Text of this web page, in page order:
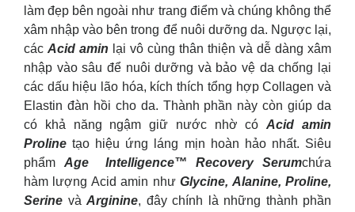
làm đẹp bên ngoài như trang điểm và chúng không thể
xâm nhập vào bên trong để nuôi dưỡng da. Ngược lại,
các Acid amin lại vô cùng thân thiện và dễ dàng xâm
nhập vào sâu để nuôi dưỡng và bảo vệ da chống lại
các dấu hiệu lão hóa, kích thích tổng hợp Collagen và
Elastin đàn hồi cho da. Thành phần này còn giúp da
có khả năng ngậm giữ nước nhờ cóAcid amin
Proline tạo hiệu ứng láng mịn hoàn hảo nhất. Siêu
phẩm Age Intelligence™ Recovery Serumchứa
hàm lượng Acid amin nhưGlycine, Alanine, Proline,
Serine và Arginine, đây chính là những thành phần